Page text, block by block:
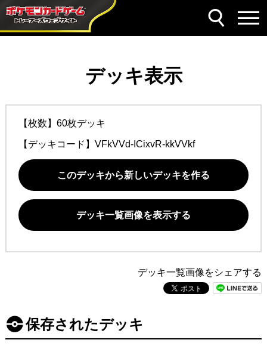
デッキ表示
【枚数】60枚デッキ
【デッキコード】 VFkVVd-ICixvR-kkVVkf
このデッキから新しいデッキを作る
デッキ一覧画像を表示する
デッキ一覧画像をシェアする
保存されたデッキ